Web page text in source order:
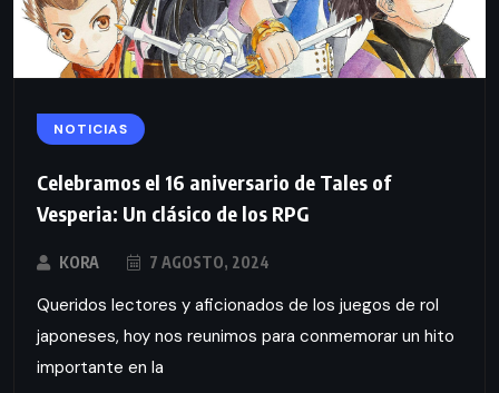
NOTICIAS
Celebramos el 16 aniversario de Tales of
Vesperia: Un clásico de los RPG
KORA 7 AGOSTO, 2024
Queridos lectores y aficionados de los juegos de rol
japoneses, hoy nos reunimos para conmemorar un hito
importante en la